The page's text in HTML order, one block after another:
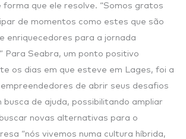
forma que ele resolve. “Somos gratos
de momentos como estes que são
enriquecedores para a jornada
Para Seabra, um ponto positivo
os dias em que esteve em Lages, foi a
de abrir seus desafios
busca de ajuda, possibilitando ampliar
novas alternativas para o
“nós vivemos numa cultura híbrida,